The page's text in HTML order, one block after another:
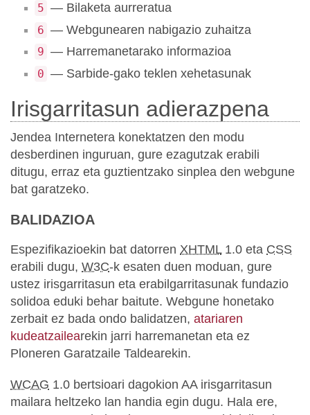
5 — Bilaketa aurreratua
6 — Webgunearen nabigazio zuhaitza
9 — Harremanetarako informazioa
0 — Sarbide-gako teklen xehetasunak
Irisgarritasun adierazpena
Jendea Internetera konektatzen den modu
desberdinen inguruan, gure ezagutzak erabili
ditugu, erraz eta guztientzako sinplea den webgune
bat garatzeko.
BALIDAZIOA
Espezifikazioekin bat datorren XHTML1.0 eta CSS
erabili dugu, W3C-k esaten duen moduan, gure
ustez irisgarritasun eta erabilgarritasunak fundazio
solidoa eduki behar baitute. Webgune honetako
zerbait ez bada ondo balidatzen, atariaren
kudeatzailearekin jarri harremanetan eta ez
Ploneren Garatzaile Taldearekin.
WCAG 1.0 bertsioari dagokion AA irisgarritasun
mailara heltzeko lan handia egin dugu. Hala ere,